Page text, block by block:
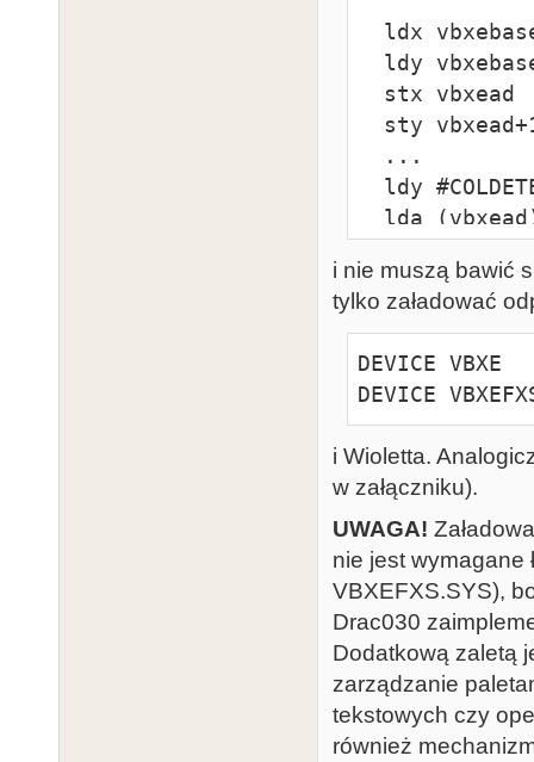
  ...
  ldy #VIDEO_CONTROL
sta
i nie muszą bawić
tylko załadować
DEVICE VBXE
DEVICE
i Wioletta.
w załączniku).
UWAGA!
nie jest wymagane
VBXEFXS.SYS),
Drac030
Dodatkową zaletą
zarządzanie
tekstowych czy
również